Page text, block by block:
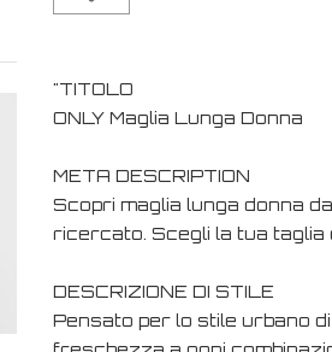
"TITOLO
ONLY Maglia Lunga Donna
META DESCRIPTION
Scopri maglia lunga donna
ricercato. Scegli la tua taglia
DESCRIZIONE DI STILE
Pensato per lo stile urbano